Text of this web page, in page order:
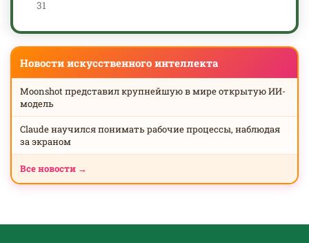
31
Новости искусственного интеллекта
Moonshot представил крупнейшую в мире открытую ИИ-
модель
Claude научился понимать рабочие процессы, наблюдая
за экраном
Все новости →